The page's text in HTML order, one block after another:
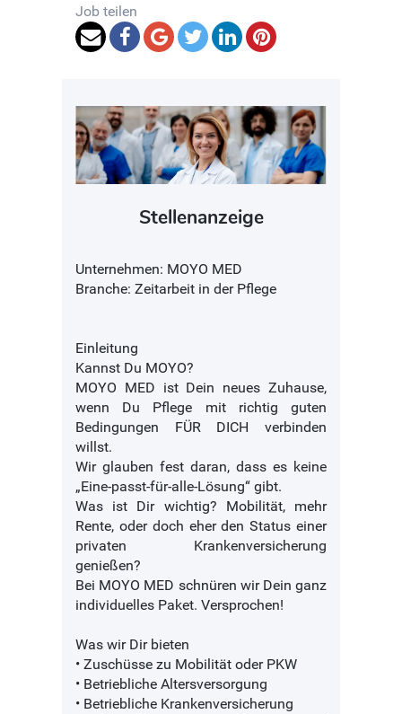
Job teilen
Stellenanzeige
Unternehmen: MOYO MED
Branche: Zeitarbeit in der Pflege
Einleitung
Kannst Du MOYO?
MOYO MED ist Dein neues Zuhause,
wenn Du Pflege mit richtig guten
Bedingungen FÜR DICH verbinden
willst.
Wir glauben fest daran, dass es keine
„Eine-passt-für-alle-Lösung“ gibt.
Was ist Dir wichtig? Mobilität, mehr
Rente, oder doch eher den Status einer
privaten Krankenversicherung
genießen?
Bei MOYO MED schnüren wir Dein ganz
individuelles Paket. Versprochen!
Was wir Dir bieten
• Zuschüsse zu Mobilität oder PKW
• Betriebliche Altersversorgung
• Betriebliche Krankenversicherung